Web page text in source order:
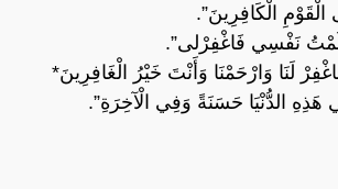
الْكَافِرِينَ”.
نَفْسِي فَاغْفِرْلى”.
لَنَا وَارْحَمْنَا وَأَنْتَ خَيْرُ الْغَافِرِينَ*
هَذِهِ الدُّنْيَا حَسَنَةً وَفِي الْآخِرَةِ”.